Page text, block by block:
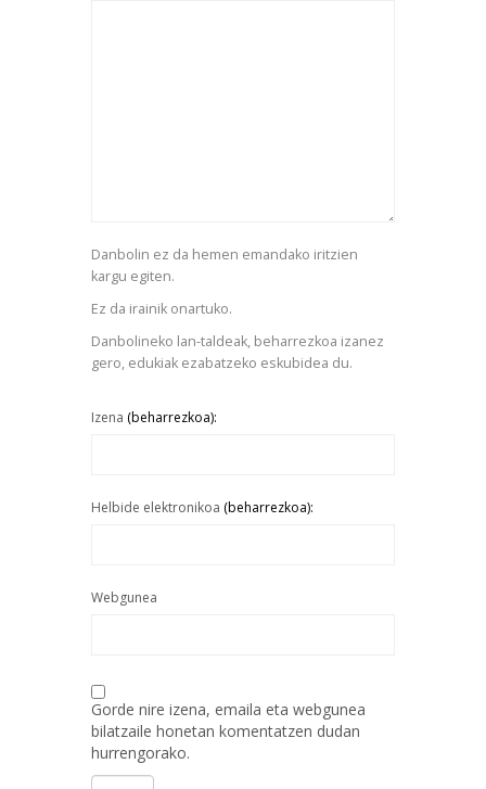
Danbolin ez da hemen emandako iritzien
kargu egiten.
Ez da irainik onartuko.
Danbolineko lan-taldeak, beharrezkoa izanez
gero, edukiak ezabatzeko eskubidea du.
Izena (beharrezkoa):
Helbide elektronikoa (beharrezkoa):
Webgunea
Gorde nire izena, emaila eta webgunea
bilatzaile honetan komentatzen dudan
hurrengorako.